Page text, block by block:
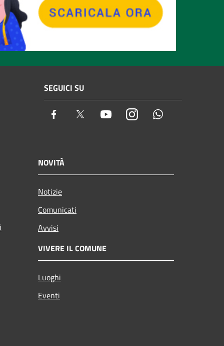
SEGUICI SU
Facebook Twitter YoutubeInstagram
NOVITÀ
Notizie
Comunicati
Avvisi
VIVERE IL COMUNE
Luoghi
Eventi